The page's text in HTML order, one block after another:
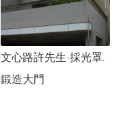
文心路許先生-採光罩.
鍛造大門